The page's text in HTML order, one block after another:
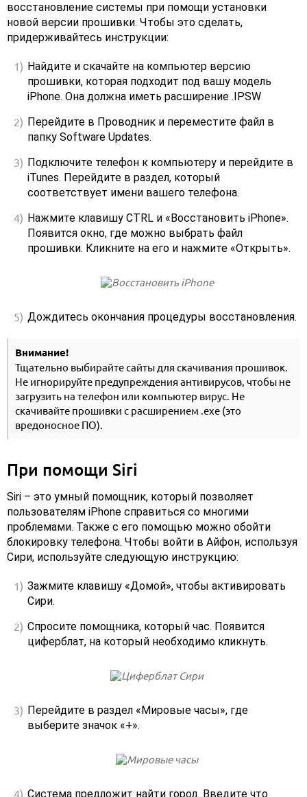
восстановление системы при помощи установки
новой версии прошивки. Чтобы это сделать,
придерживайтесь инструкции:
Найдите и скачайте на компьютер версию
прошивки, которая подходит под вашу модель
iPhone. Она должна иметь расширение .IPSW
Перейдите в Проводник и переместите файл в
папку Software Updates.
Подключите телефон к компьютеру и перейдите в
iTunes. Перейдите в раздел, который
соответствует имени вашего телефона.
Нажмите клавишу CTRL и «Восстановить iPhone».
Появится окно, где можно выбрать файл
прошивки. Кликните на его и нажмите «Открыть».
Дождитесь окончания процедуры восстановления.
Внимание!
Тщательно выбирайте сайты для скачивания прошивок.
Не игнорируйте предупреждения антивирусов, чтобы не
загрузить на телефон или компьютер вирус. Не
скачивайте прошивки с расширением .exe (это
вредоносное ПО).
При помощи Siri
Siri – это умный помощник, который позволяет
пользователям iPhone справиться со многими
проблемами. Также с его помощью можно обойти
блокировку телефона. Чтобы войти в Айфон, используя
Сири, используйте следующую инструкцию:
Зажмите клавишу «Домой», чтобы активировать
Сири.
Спросите помощника, который час. Появится
циферблат, на который необходимо кликнуть.
Перейдите в раздел «Мировые часы», где
выберите значок «+».
Система предложит найти город. Введите что